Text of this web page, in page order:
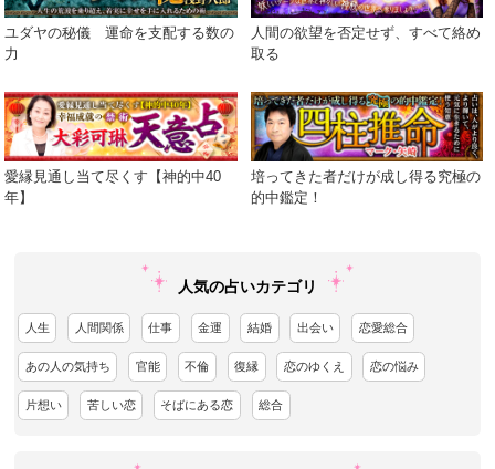
ユダヤの秘儀 運命を支配する数の
力
人間の欲望を否定せず、すべて絡め
取る
愛縁見通し当て尽くす【神的中40
年】
培ってきた者だけが成し得る究極の
的中鑑定！
人気の占いカテゴリ
人生 人間関係 仕事 金運 結婚 出会い 恋愛総合
あの人の気持ち 官能 不倫 復縁 恋のゆくえ 恋の悩み
片想い 苦しい恋 そばにある恋 総合